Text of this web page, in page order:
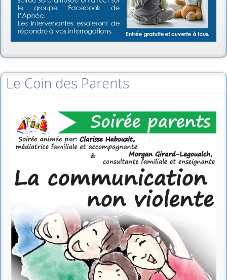
Le Coin des Parents